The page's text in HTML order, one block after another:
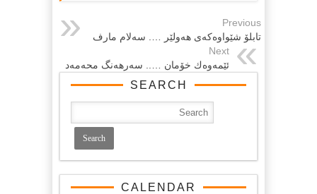
Previous
تابلۆ شێواوه‌كه‌ی هه‌ولێر …. سه‌لام مارف
Next
ئێمه‌وه‌ك خۆمان ….. سه‌رهه‌نگ محه‌مه‌د
SEARCH
CALENDAR